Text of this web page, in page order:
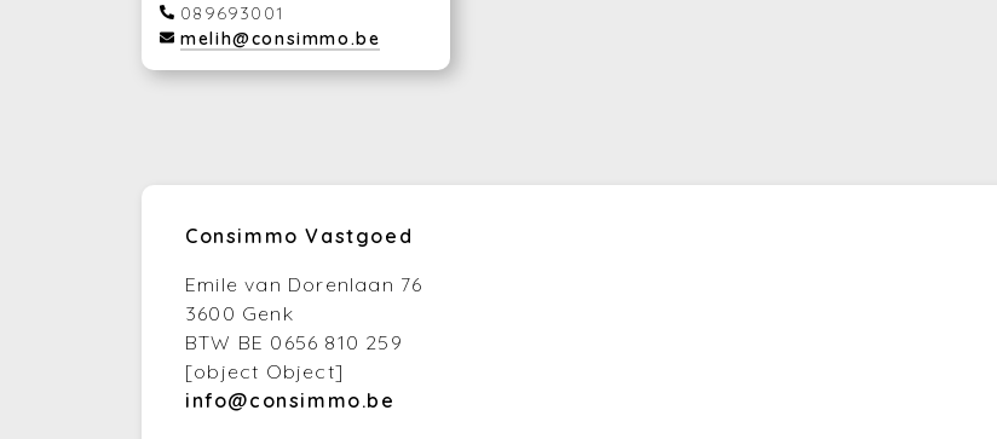
089693001
melih@consimmo.be
Consimmo Vastgoed
Emile van Dorenlaan 76
3600 Genk
BTW BE 0656 810 259
[object Object]
info@consimmo.be